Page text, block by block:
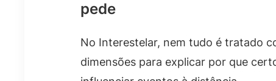
pede
No Interestelar, nem tudo é tratado
dimensões para explicar por que